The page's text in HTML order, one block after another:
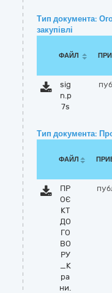
Тип документа:
закупівлі
ФАЙЛ
sig
n.p
7s
Тип документа:
ФАЙЛ
ПР
ОЄ
КТ
ДО
ГО
ВО
РУ
_К
ра
ни.